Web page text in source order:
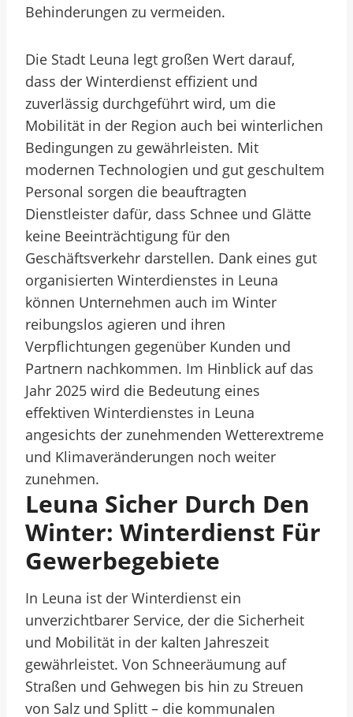
Behinderungen zu vermeiden.
Die Stadt Leuna legt großen Wert darauf,
dass der Winterdienst effizient und
zuverlässig durchgeführt wird, um die
Mobilität in der Region auch bei winterlichen
Bedingungen zu gewährleisten. Mit
modernen Technologien und gut geschultem
Personal sorgen die beauftragten
Dienstleister dafür, dass Schnee und Glätte
keine Beeinträchtigung für den
Geschäftsverkehr darstellen. Dank eines gut
organisierten Winterdienstes in Leuna
können Unternehmen auch im Winter
reibungslos agieren und ihren
Verpflichtungen gegenüber Kunden und
Partnern nachkommen. Im Hinblick auf das
Jahr 2025 wird die Bedeutung eines
effektiven Winterdienstes in Leuna
angesichts der zunehmenden Wetterextreme
und Klimaveränderungen noch weiter
zunehmen.
Leuna Sicher Durch Den
Winter: Winterdienst Für
Gewerbegebiete
In Leuna ist der Winterdienst ein
unverzichtbarer Service, der die Sicherheit
und Mobilität in der kalten Jahreszeit
gewährleistet. Von Schneeräumung auf
Straßen und Gehwegen bis hin zu Streuen
von Salz und Splitt – die kommunalen